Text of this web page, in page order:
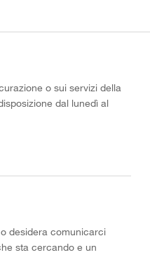
o sui servizi della
dal lunedì al
desidera comunicarci
sta cercando e un